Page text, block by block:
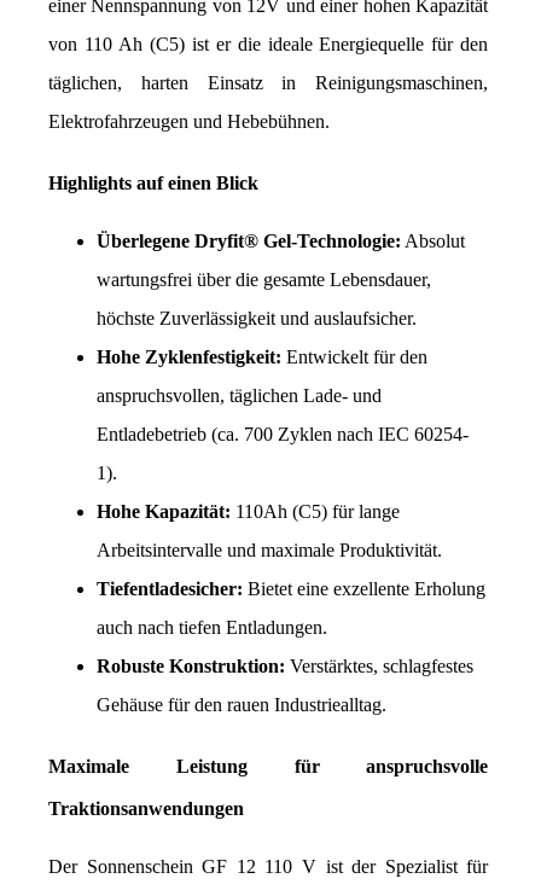
einer Nennspannung von 12V und einer hohen Kapazität
von 110 Ah (C5) ist er die ideale Energiequelle für den
täglichen, harten Einsatz in Reinigungsmaschinen,
Elektrofahrzeugen und Hebebühnen.
Highlights auf einen Blick
Überlegene Dryfit® Gel-Technologie: Absolut
wartungsfrei über die gesamte Lebensdauer,
höchste Zuverlässigkeit und auslaufsicher.
Hohe Zyklenfestigkeit: Entwickelt für den
anspruchsvollen, täglichen Lade- und
Entladebetrieb (ca. 700 Zyklen nach IEC 60254-
1).
Hohe Kapazität: 110Ah (C5) für lange
Arbeitsintervalle und maximale Produktivität.
Tiefentladesicher: Bietet eine exzellente Erholung
auch nach tiefen Entladungen.
Robuste Konstruktion: Verstärktes, schlagfestes
Gehäuse für den rauen Industriealltag.
Maximale Leistung für anspruchsvolle
Traktionsanwendungen
Der Sonnenschein GF 12 110 V ist der Spezialist für